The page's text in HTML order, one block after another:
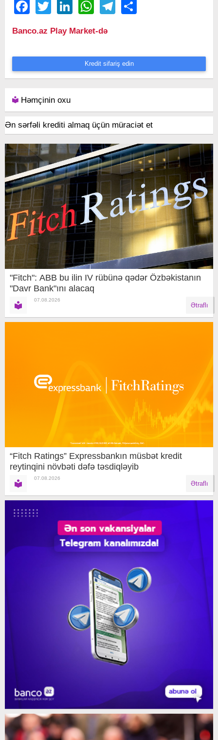
FacebookTwitter LinkedIn WhatsAppTelegram
Banco.az Play Market-də
Kredit sifariş edin
Həmçinin oxu
Ən sərfəli krediti almaq üçün müraciət et
"Fitch": ABB bu ilin IV rübünə qədər Özbəkistanın
"Davr Bank"ını alacaq
07.08.2026
Ətraflı
“Fitch Ratings” Expressbankın müsbət kredit
reytinqini növbəti dəfə təsdiqləyib
07.08.2026
Ətraflı